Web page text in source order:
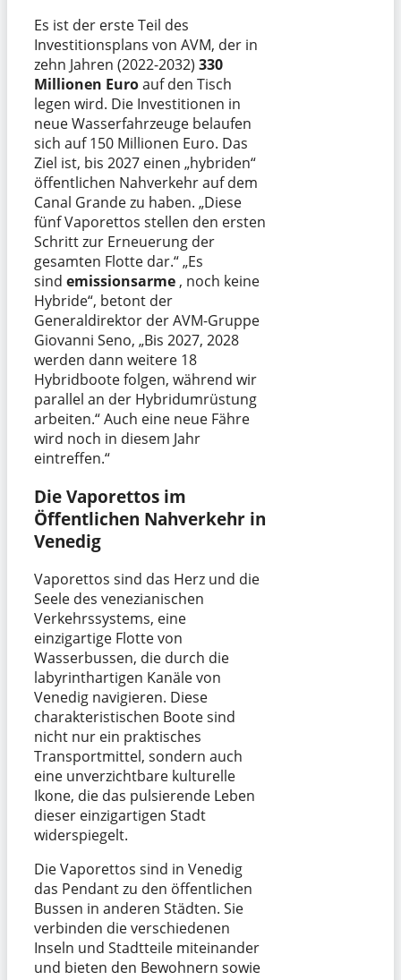
Es ist der erste Teil des
Investitionsplans von AVM, der in
zehn Jahren (2022-2032) 330
Millionen Euroauf den Tisch
legen wird. Die Investitionen in
neue Wasserfahrzeuge belaufen
sich auf 150 Millionen Euro. Das
Ziel ist, bis 2027 einen „hybriden“
öffentlichen Nahverkehr auf dem
Canal Grande zu haben. „Diese
fünf Vaporettos stellen den ersten
Schritt zur Erneuerung der
gesamten Flotte dar.“ „Es
sind emissionsarme , noch keine
Hybride“, betont der
Generaldirektor der AVM-Gruppe
Giovanni Seno, „Bis 2027, 2028
werden dann weitere 18
Hybridboote folgen, während wir
parallel an der Hybridumrüstung
arbeiten.“ Auch eine neue Fähre
wird noch in diesem Jahr
eintreffen.“
Die Vaporettos im
Öffentlichen Nahverkehr in
Venedig
Vaporettos sind das Herz und die
Seele des venezianischen
Verkehrssystems, eine
einzigartige Flotte von
Wasserbussen, die durch die
labyrinthartigen Kanäle von
Venedig navigieren. Diese
charakteristischen Boote sind
nicht nur ein praktisches
Transportmittel, sondern auch
eine unverzichtbare kulturelle
Ikone, die das pulsierende Leben
dieser einzigartigen Stadt
widerspiegelt.
Die Vaporettos sind in Venedig
das Pendant zu den öffentlichen
Bussen in anderen Städten. Sie
verbinden die verschiedenen
Inseln und Stadtteile miteinander
und bieten den Bewohnern sowie